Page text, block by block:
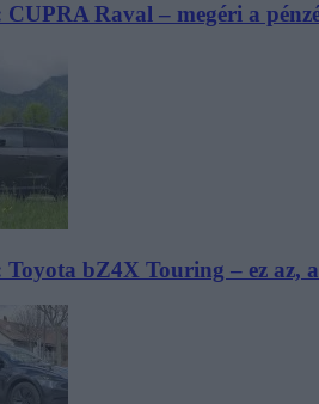
Raval – megéri a
Toyota bZ4X Touring – ez az,